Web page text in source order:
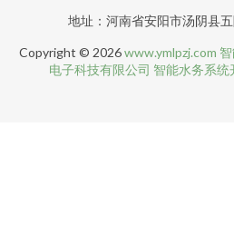
地址：河南省安阳市汤阴县
Copyright © 2026www.ymlpzj.com
电子科技有限公司 智能水务系统